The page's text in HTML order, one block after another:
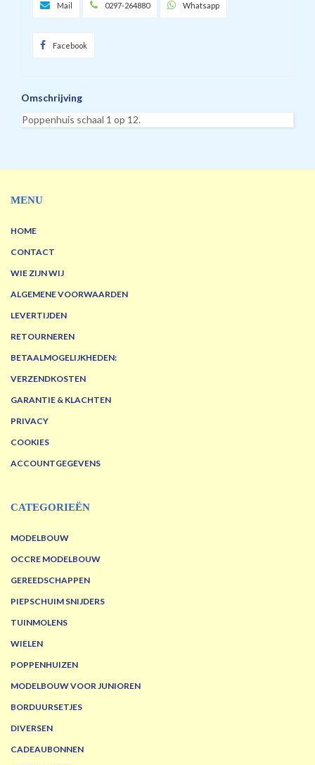
Mail 0297-264880 Whatsapp
Facebook
Omschrijving
Poppenhuis schaal 1 op 12.
MENU
HOME
CONTACT
WIE ZIJN WIJ
ALGEMENE VOORWAARDEN
LEVERTIJDEN
RETOURNEREN
BETAALMOGELIJKHEDEN:
VERZENDKOSTEN
GARANTIE & KLACHTEN
PRIVACY
COOKIES
ACCOUNTGEGEVENS
CATEGORIEËN
MODELBOUW
OCCRE MODELBOUW
GEREEDSCHAPPEN
PIEPSCHUIM SNIJDERS
TUINMOLENS
WIELEN
POPPENHUIZEN
MODELBOUW VOOR JUNIOREN
BORDUURSETJES
DIVERSEN
CADEAUBONNEN